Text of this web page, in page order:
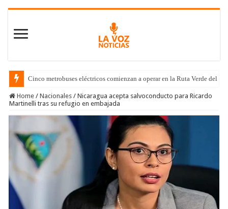
Cinco metrobuses eléctricos comienzan a operar en la Ruta Verde del
Home / Nacionales / Nicaragua acepta salvoconducto para Ricardo
Martinelli tras su refugio en embajada